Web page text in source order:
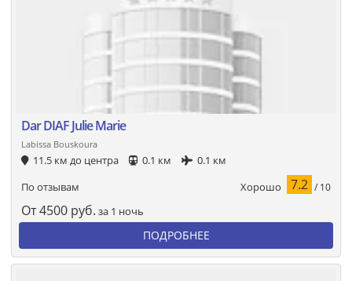
Dar DIAF Julie Marie
Labissa Bouskoura
11.5 км до центра 0.1 км
0.1 км
По отзывам
Хорошо 7.2 / 10
От4500 руб. за 1 ночь
ПОДРОБНЕЕ